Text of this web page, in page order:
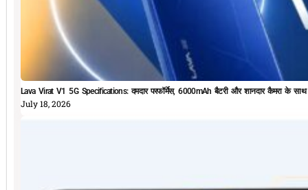
Lava Virat V1 5G Specifications: दमदार परफॉर्मेस, 6000mAh बैटरी और शानदार कैमरा के
July 18, 2026